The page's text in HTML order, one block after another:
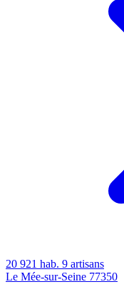
20 921 hab. 9 artisans
Le Mée-sur-Seine 77350